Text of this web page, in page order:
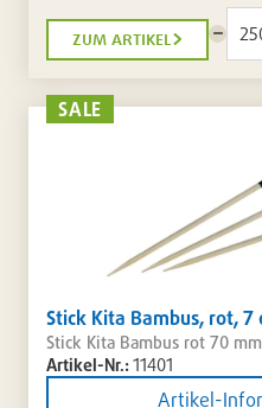
zum artikel
Menge
SALE
Stick Kita Bambus, rot, 7
Stick Kita Bambus rot 70 mm
Artikel-Nr.:11401
Artikel-